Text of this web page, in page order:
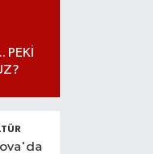
PEKİ